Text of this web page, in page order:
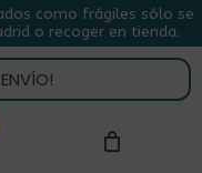
como frágiles sólo se
o recoger en tienda.
CLOSE
CART